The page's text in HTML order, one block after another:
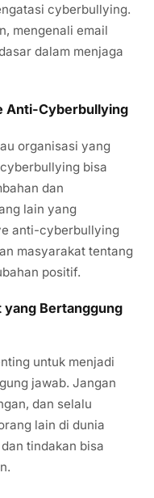
cyberbullying.
mengenali email
dalam menjaga
Anti-Cyberbullying
organisasi yang
bisa
dan
lain yang
anti-cyberbullying
masyarakat tentang
positif.
yang Bertanggung
untuk menjadi
jawab. Jangan
dan selalu
lain di dunia
tindakan bisa